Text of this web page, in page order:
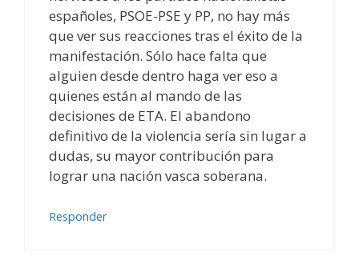
españoles, PSOE-PSE y PP, no hay más
que ver sus reacciones tras el éxito de la
manifestación. Sólo hace falta que
alguien desde dentro haga ver eso a
quienes están al mando de las
decisiones de ETA. El abandono
definitivo de la violencia sería sin lugar a
dudas, su mayor contribución para
lograr una nación vasca soberana.
Responder